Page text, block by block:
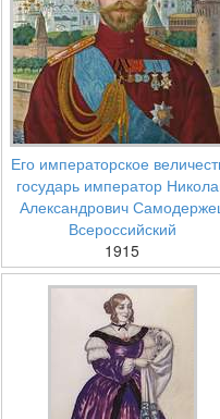
Его императорское
государь император
Александрович
Всероссийский
1915